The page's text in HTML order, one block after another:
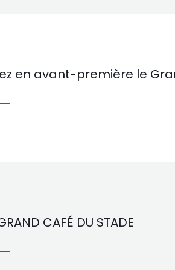
en avant-première le
CAFÉ DU STADE